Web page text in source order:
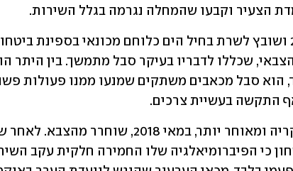
הצעיר וקבעו שהמחלה נגרמה בגלל השירות.
התקשה בעשיית צרכים.